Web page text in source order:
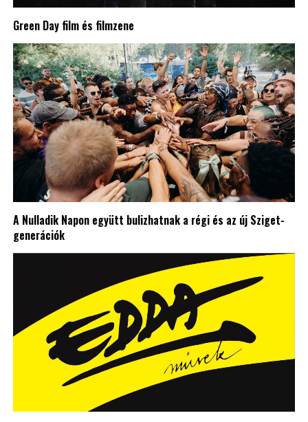
Green Day film és filmzene
A Nulladik Napon együtt bulizhatnak a régi és az új Sziget-
generációk